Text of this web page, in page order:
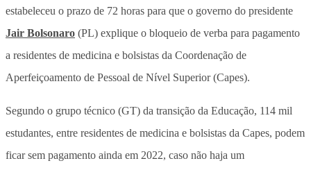
estabeleceu o prazo de 72 horas para que o governo do presidente
Jair Bolsonaro (PL) explique o bloqueio de verba para pagamento
a residentes de medicina e bolsistas da Coordenação de
Aperfeiçoamento de Pessoal de Nível Superior (Capes).
Segundo o grupo técnico (GT) da transição da Educação, 114 mil
estudantes, entre residentes de medicina e bolsistas da Capes, podem
ficar sem pagamento ainda em 2022, caso não haja um